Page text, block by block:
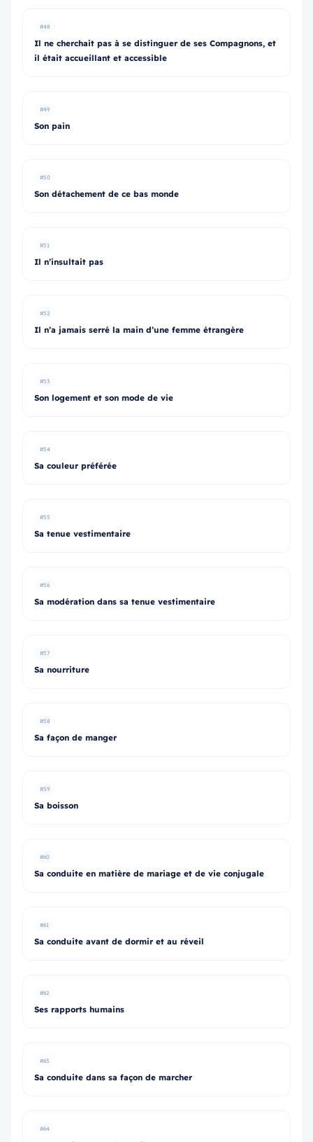
#48
Il ne cherchait pas à se distinguer de ses Compagnons, et
il était accueillant et accessible
#49
Son pain
#50
Son détachement de ce bas monde
#51
Il n’insultait pas
#52
Il n’a jamais serré la main d’une femme étrangère
#53
Son logement et son mode de vie
#54
Sa couleur préférée
#55
Sa tenue vestimentaire
#56
Sa modération dans sa tenue vestimentaire
#57
Sa nourriture
#58
Sa façon de manger
#59
Sa boisson
#60
Sa conduite en matière de mariage et de vie conjugale
#61
Sa conduite avant de dormir et au réveil
#62
Ses rapports humains
#63
Sa conduite dans sa façon de marcher
#64